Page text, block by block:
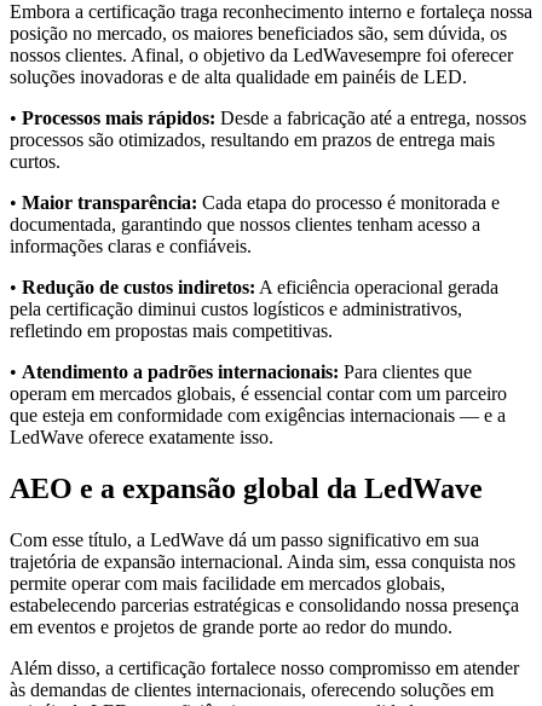
Embora a certificação traga reconhecimento interno e fortaleça nossa
posição no mercado, os maiores beneficiados são, sem dúvida, os
nossos clientes. Afinal, o objetivo da LedWavesempre foi oferecer
soluções inovadoras e de alta qualidade em painéis de LED.
• Processos mais rápidos: Desde a fabricação até a entrega, nossos
processos são otimizados, resultando em prazos de entrega mais
curtos.
• Maior transparência: Cada etapa do processo é monitorada e
documentada, garantindo que nossos clientes tenham acesso a
informações claras e confiáveis.
• Redução de custos indiretos: A eficiência operacional gerada
pela certificação diminui custos logísticos e administrativos,
refletindo em propostas mais competitivas.
• Atendimento a padrões internacionais: Para clientes que
operam em mercados globais, é essencial contar com um parceiro
que esteja em conformidade com exigências internacionais — e a
LedWave oferece exatamente isso.
AEO e a expansão global da LedWave
Com esse título, a LedWave dá um passo significativo em sua
trajetória de expansão internacional. Ainda sim, essa conquista nos
permite operar com mais facilidade em mercados globais,
estabelecendo parcerias estratégicas e consolidando nossa presença
em eventos e projetos de grande porte ao redor do mundo.
Além disso, a certificação fortalece nosso compromisso em atender
às demandas de clientes internacionais, oferecendo soluções em